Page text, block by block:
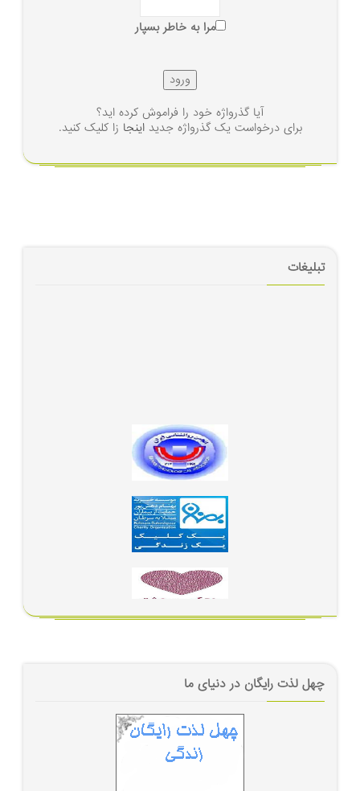
مرا به خاطر بسپار
آیا گذرواژه خود را فراموش کرده اید؟
برای درخواست یک گذرواژه جدیداینجا زا کلیک کنید.
تبلیغات
چهل لذت رایگان در دنیای ما